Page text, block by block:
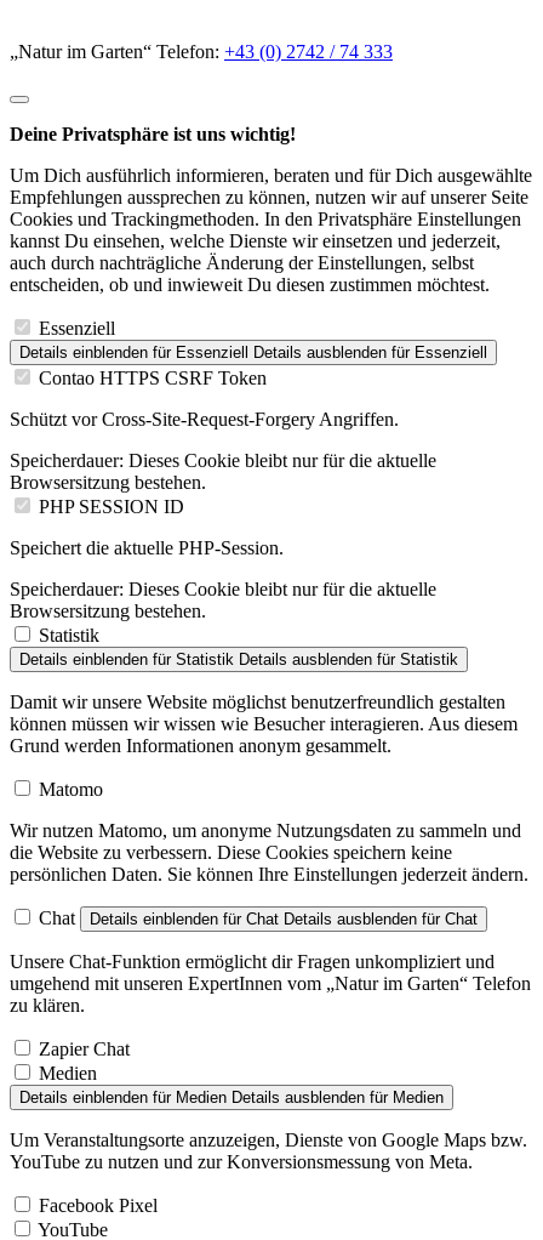
„Natur im Garten“ Telefon: +43 (0) 2742 / 74 333
Deine Privatsphäre ist uns wichtig!
Um Dich ausführlich informieren, beraten und für Dich ausgewählte
Empfehlungen aussprechen zu können, nutzen wir auf unserer Seite
Cookies und Trackingmethoden. In den Privatsphäre Einstellungen
kannst Du einsehen, welche Dienste wir einsetzen und jederzeit,
auch durch nachträgliche Änderung der Einstellungen, selbst
entscheiden, ob und inwieweit Du diesen zustimmen möchtest.
Essenziell
Details einblenden für Essenziell Details ausblenden für Essenziell
Contao HTTPS CSRF Token
Schützt vor Cross-Site-Request-Forgery Angriffen.
Speicherdauer: Dieses Cookie bleibt nur für die aktuelle
Browsersitzung bestehen.
PHP SESSION ID
Speichert die aktuelle PHP-Session.
Speicherdauer: Dieses Cookie bleibt nur für die aktuelle
Browsersitzung bestehen.
Statistik
Details einblenden für Statistik Details ausblenden für Statistik
Damit wir unsere Website möglichst benutzerfreundlich gestalten
können müssen wir wissen wie Besucher interagieren. Aus diesem
Grund werden Informationen anonym gesammelt.
Matomo
Wir nutzen Matomo, um anonyme Nutzungsdaten zu sammeln und
die Website zu verbessern. Diese Cookies speichern keine
persönlichen Daten. Sie können Ihre Einstellungen jederzeit ändern.
Chat Details einblenden für Chat Details ausblenden für Chat
Unsere Chat-Funktion ermöglicht dir Fragen unkompliziert und
umgehend mit unseren ExpertInnen vom „Natur im Garten“ Telefon
zu klären.
Zapier Chat
Medien
Details einblenden für Medien Details ausblenden für Medien
Um Veranstaltungsorte anzuzeigen, Dienste von Google Maps bzw.
YouTube zu nutzen und zur Konversionsmessung von Meta.
Facebook Pixel
YouTube